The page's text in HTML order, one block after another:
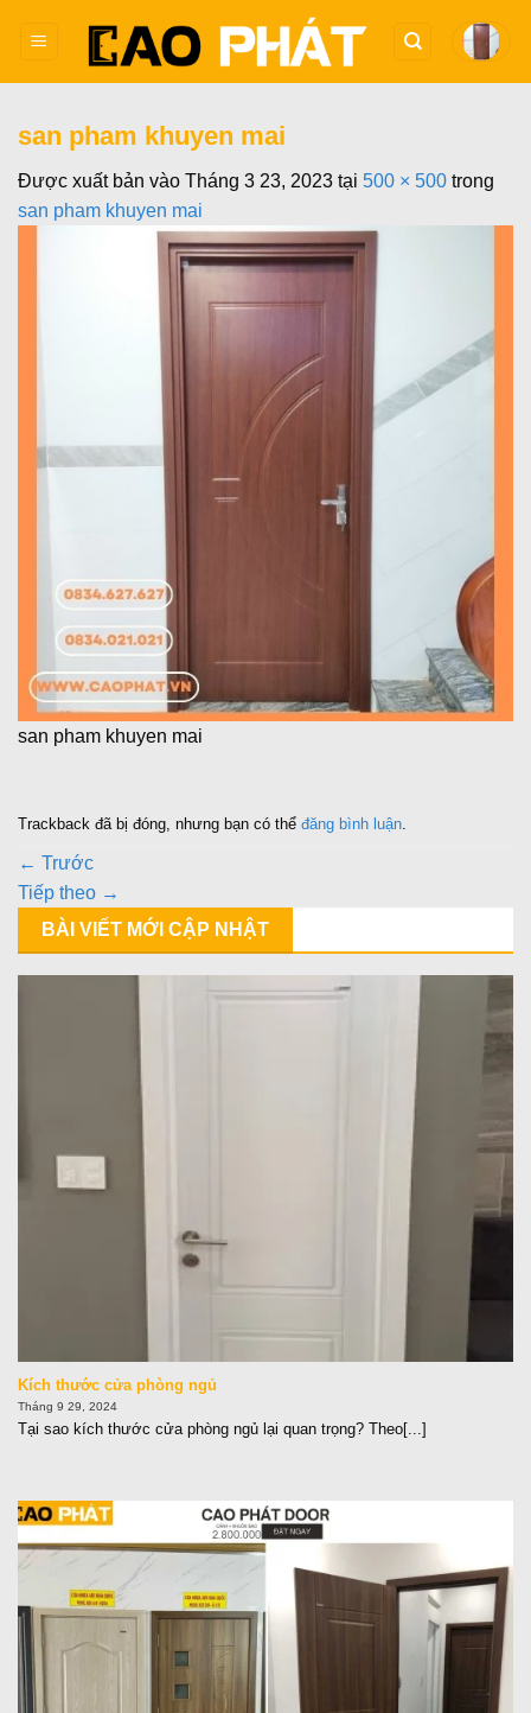
san pham khuyen mai
Được xuất bản vào Tháng 3 23, 2023 tại 500 × 500 trong
san pham khuyen mai
san pham khuyen mai
Trackback đã bị đóng, nhưng bạn có thể đăng bình luận.
← Trước
Tiếp theo →
BÀI VIẾT MỚI CẬP NHẬT
Kích thước cửa phòng ngủ
Tháng 9 29, 2024
Tại sao kích thước cửa phòng ngủ lại quan trọng? Theo[...]